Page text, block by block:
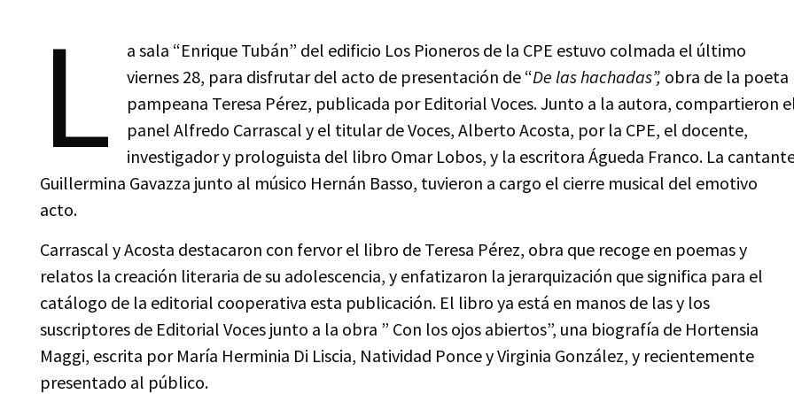
L
a sala “Enrique Tubán” del edificio Los Pioneros de la CPE estuvo colmada el último
viernes 28, para disfrutar del acto de presentación de “De las hachadas”, obra de la poeta
pampeana Teresa Pérez, publicada por Editorial Voces. Junto a la autora, compartieron
panel Alfredo Carrascal y el titular de Voces, Alberto Acosta, por la CPE, el docente,
investigador y prologuista del libro Omar Lobos, y la escritora Águeda Franco. La
Guillermina Gavazza junto al músico Hernán Basso, tuvieron a cargo el cierre musical del emotivo
acto.
Carrascal y Acosta destacaron con fervor el libro de Teresa Pérez, obra que recoge en poemas y
relatos la creación literaria de su adolescencia, y enfatizaron la jerarquización que significa para el
catálogo de la editorial cooperativa esta publicación. El libro ya está en manos de las y los
suscriptores de Editorial Voces junto a la obra ” Con los ojos abiertos”, una biografía de Hortensia
Maggi, escrita por María Herminia Di Liscia, Natividad Ponce y Virginia González, y recientemente
presentado al público.